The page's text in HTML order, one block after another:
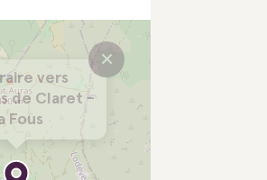
vers
de Claret -
Fous
×